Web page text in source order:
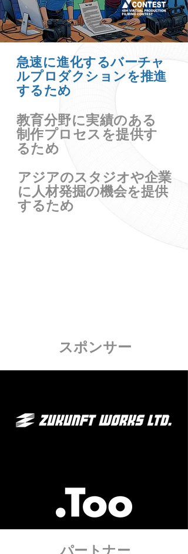
教育分野に実績のある
制作プロセスを提供す
るため
アジアのスタジオや企業
に人材発掘の機会を提供
するため
急速に進化するバーチャ
ルプロダクションを推進
するため
スポンサー
パートナー